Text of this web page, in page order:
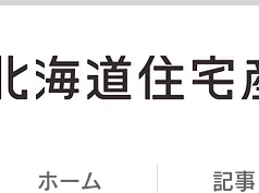
ホーム 記事